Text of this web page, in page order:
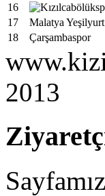
16
17
Malatya
18
Çarşambaspor
2013